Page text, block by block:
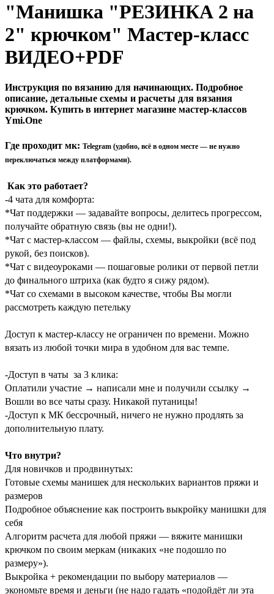
"Манишка "РЕЗИНКА 2 на
2" крючком" Мастер-класс
ВИДЕО+PDF
Инструкция по вязанию для начинающих. Подробное
описание, детальные схемы и расчеты для вязания
крючком. Купить в интернет магазине мастер-классов
Ymi.One
Где проходит мк: Telegram (удобно, всё в одном месте — не нужно
переключаться между платформами).
Как это работает?
-4 чата для комфорта:
*Чат поддержки — задавайте вопросы, делитесь прогрессом,
получайте обратную связь (вы не одни!).
*Чат с мастер-классом — файлы, схемы, выкройки (всё под
рукой, без поисков).
*Чат с видеоуроками — пошаговые ролики от первой петли
до финального штриха (как будто я сижу рядом).
*Чат со схемами в высоком качестве, чтобы Вы могли
рассмотреть каждую петельку
Доступ к мастер-классу не ограничен по времени. Можно
вязать из любой точки мира в удобном для вас темпе.
-Доступ в чаты за 3 клика:
Оплатили участие → написали мне и получили ссылку →
Вошли во все чаты сразу. Никакой путаницы!
-Доступ к МК бессрочный, ничего не нужно продлять за
дополнительную плату.
Что внутри?
Для новичков и продвинутых:
Готовые схемы манишек для нескольких вариантов пряжи и
размеров
Подробное объяснение как построить выкройку манишки для
себя
Алгоритм расчета для любой пряжи — вяжите манишки
крючком по своим меркам (никаких «не подошло по
размеру»).
Выкройка + рекомендации по выбору материалов —
экономьте время и деньги (не надо гадать «подойдёт ли эта